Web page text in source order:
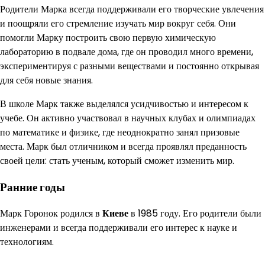
Родители Марка всегда поддерживали его творческие увлечения
и поощряли его стремление изучать мир вокруг себя. Они
помогли Марку построить свою первую химическую
лабораторию в подвале дома, где он проводил много времени,
экспериментируя с разными веществами и постоянно открывая
для себя новые знания.
В школе Марк также выделялся усидчивостью и интересом к
учебе. Он активно участвовал в научных клубах и олимпиадах
по математике и физике, где неоднократно занял призовые
места. Марк был отличником и всегда проявлял преданность
своей цели: стать ученым, который сможет изменить мир.
Ранние годы
Марк Горонок родился в Киевев 1985 году. Его родители были
инженерами и всегда поддерживали его интерес к науке и
технологиям.